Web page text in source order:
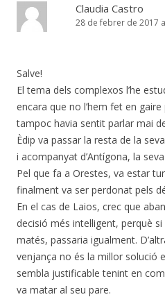
Claudia Castro
28 de febrer de 2017
Salve!
El tema dels complexos l’he
encara que no l’hem fet en
tampoc havia sentit parlar mai
Èdip va passar la resta de la
i acompanyat d’Antígona, la
Pel que fa a Orestes, va estar
finalment va ser perdonat pels
En el cas de Laios, crec que
decisió més intel·ligent, perquè
matés, passaria igualment.
venjança no és la millor solució
sembla justificable tenint en
va matar al seu pare.